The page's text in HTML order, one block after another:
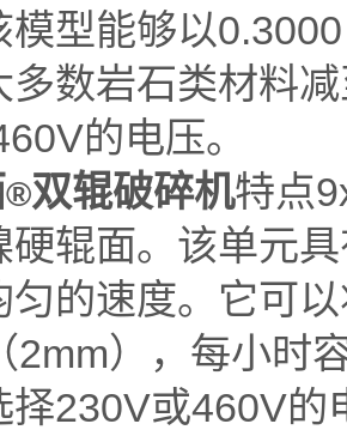
模型能够以
多数岩石类材料
的电压。
®双辊破碎机特点
硬辊面。该单元
匀的速度。它可
2mm），每小时
择230V或460V的